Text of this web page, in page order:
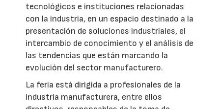
tecnológicos e instituciones relacionadas
con la industria, en un espacio destinado a la
presentación de soluciones industriales, el
intercambio de conocimiento y el análisis de
las tendencias que están marcando la
evolución del sector manufacturero.
La feria está dirigida a profesionales de la
industria manufacturera, entre ellos